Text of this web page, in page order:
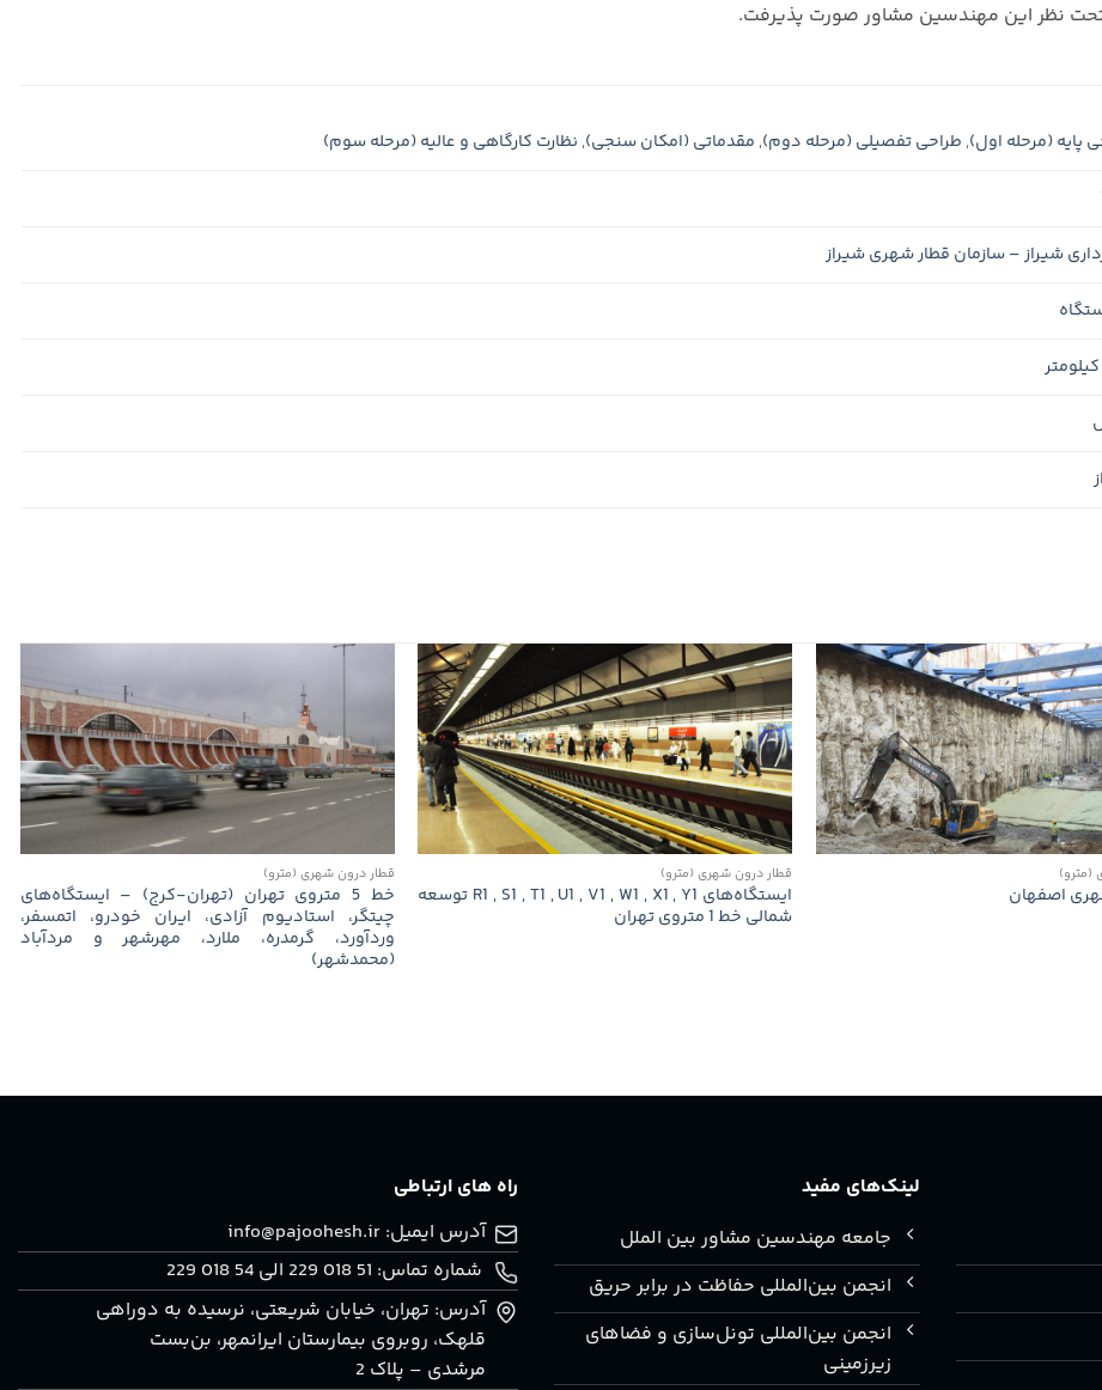
تحت نظر این مهندسین مشاور صورت پذیرفت.
پایه (مرحله اول), طراحی تفصیلی (مرحله دوم), مقدماتی (امکان سنجی), نظارت كارگاهی و عالیه (مرحله سوم)
شیراز – سازمان قطار شهری شیراز
(مترو) قطار درون شهری (مترو)
ایستگاه‌های R1 , S1 , T1 , U1 , V1 , W1 , X1 , Y1 توسعه
شمالی خط 1 متروی تهران
قطار درون شهری (مترو)
خط 5 متروی تهران (تهران-کرج) – ایستگاه‌های
چیتگر، استادیوم آزادی، ایران خودرو، اتمسفر،
وردآورد، گرمدره، ملارد، مهرشهر و مردآباد
(محمدشهر)
لینک‌های مفید
جامعه مهندسین مشاور بین الملل
انجمن بین‌المللی حفاظت در برابر حریق
انجمن بین‌المللی تونل‌سازی و فضاهای
زیرزمینی
راه های ارتباطی
آدرس ایمیل: info@pajoohesh.ir
شماره تماس: 51 018 229 الی 54 018 229
آدرس: تهران، خيابان شريعتی، نرسيده به دوراهی
قلهک، روبروی بيمارستان ايرانمهر، بن‌بست
مرشدی – پلاک 2